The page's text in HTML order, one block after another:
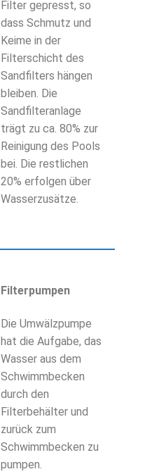
Filter gepresst, so
dass Schmutz und
Keime in der
Filterschicht des
Sandfilters hängen
bleiben. Die
Sandfilteranlage
trägt zu ca. 80% zur
Reinigung des Pools
bei. Die restlichen
20% erfolgen über
Wasserzusätze.
Filterpumpen
Die Umwälzpumpe
hat die Aufgabe, das
Wasser aus dem
Schwimmbecken
durch den
Filterbehälter und
zurück zum
Schwimmbecken zu
pumpen.